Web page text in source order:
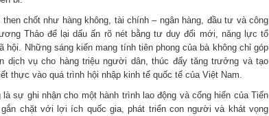
chốt như hàng không, tài chính – ngân hàng, đầu tư và công
Thảo để lại dấu ấn rõ nét bằng tư duy đổi mới, năng lực tổ
hội. Những sáng kiến mang tính tiên phong của bà không chỉ góp
dịch vụ cho hàng triệu người dân, thúc đẩy tăng trưởng và tạo
thực vào quá trình hội nhập kinh tế quốc tế của Việt Nam.
là sự ghi nhận cho một hành trình lao động và cống hiến của Tiến
chặt với lợi ích quốc gia, phát triển con người và khát vọng